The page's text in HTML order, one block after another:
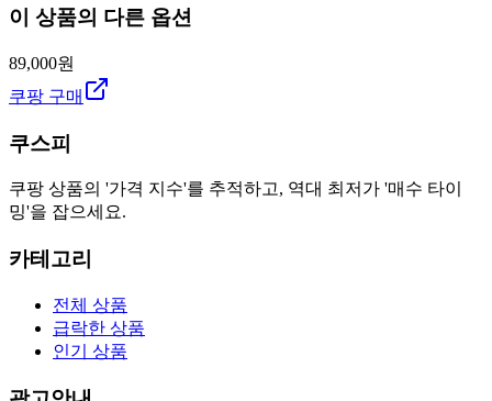
이 상품의 다른 옵션
89,000원
쿠팡 구매
쿠스피
쿠팡 상품의 '가격 지수'를 추적하고, 역대 최저가 '매수 타이
밍'을 잡으세요.
카테고리
전체 상품
급락한 상품
인기 상품